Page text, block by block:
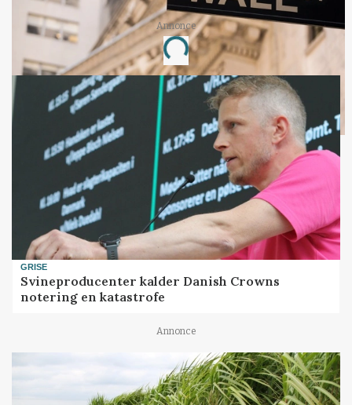
Annonce
Loading...
GRISE
Svineproducenter kalder Danish Crowns
notering en katastrofe
Annonce